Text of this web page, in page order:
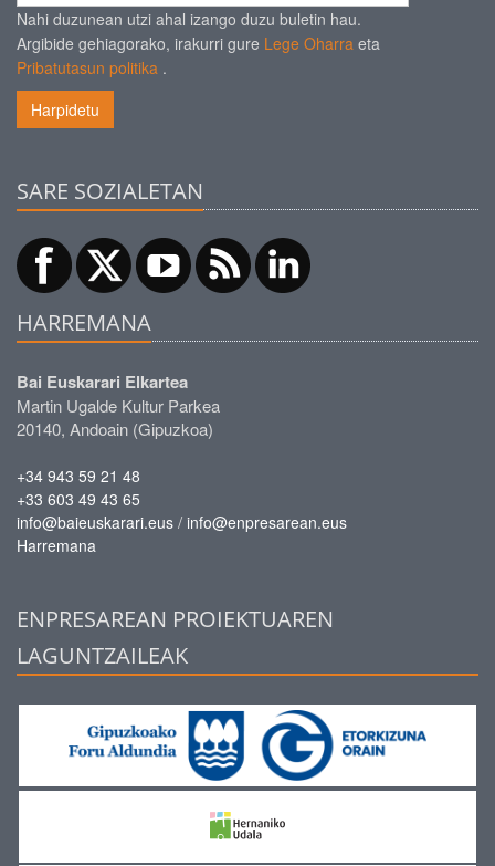
Nahi duzunean utzi ahal izango duzu buletin hau.
Argibide gehiagorako, irakurri gure Lege Oharra eta
Pribatutasun politika .
Harpidetu
SARE SOZIALETAN
HARREMANA
Bai Euskarari Elkartea
Martin Ugalde Kultur Parkea
20140, Andoain (Gipuzkoa)
+34 943 59 21 48
+33 603 49 43 65
info@baieuskarari.eus / info@enpresarean.eus
Harremana
ENPRESAREAN PROIEKTUAREN
LAGUNTZAILEAK